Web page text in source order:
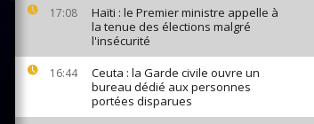
17:08
Haïti : le Premier ministre appelle à
la tenue des élections malgré
l'insécurité
16:44
Ceuta : la Garde civile ouvre un
bureau dédié aux personnes
portées disparues